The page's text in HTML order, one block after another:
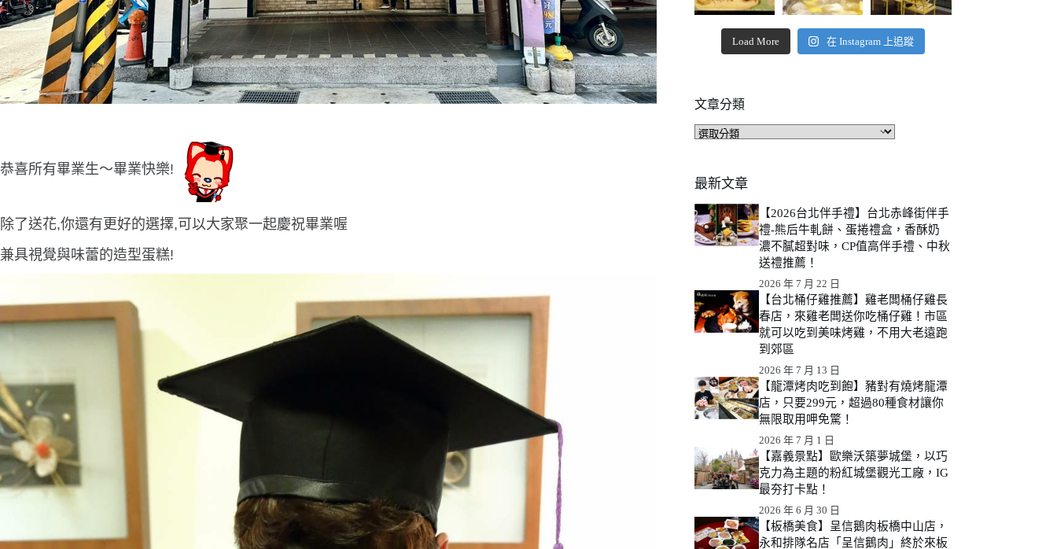
恭喜所有畢業生〜畢業快樂!
除了送花,你還有更好的選擇,可以大家聚一起慶祝畢業喔
兼具視覺與味蕾的造型蛋糕!
Load More 在 Instagram 上追蹤
文章分類
文
類
最新文章
【2026台北伴手禮】台北赤峰街伴手
禮-熊后牛軋餅、蛋捲禮盒，香酥奶
濃不膩超對味，CP值高伴手禮、中秋
送禮推薦！
2026 年 7 月 22 日
【台北桶仔雞推薦】雞老闆桶仔雞長
春店，來雞老闆送你吃桶仔雞！市區
就可以吃到美味烤雞，不用大老遠跑
到郊區
2026 年 7 月 13 日
【龍潭烤肉吃到飽】豬對有燒烤龍潭
店，只要299元，超過80種食材讓你
無限取用呷免驚！
2026 年 7 月 1 日
【嘉義景點】歐樂沃築夢城堡，以巧
克力為主題的粉紅城堡觀光工廠，IG
最夯打卡點！
2026 年 6 月 30 日
【板橋美食】呈信鵝肉板橋中山店，
永和排隊名店「呈信鵝肉」終於來板